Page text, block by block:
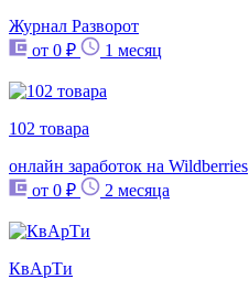
Журнал Разворот
от 0 ₽
1 месяц
102 товара
онлайн заработок на Wildberries
от 0 ₽
2 месяца
КвАрТи